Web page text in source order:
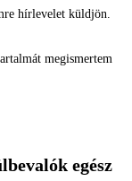
hírlevelet küldjön.
megismertem
egész